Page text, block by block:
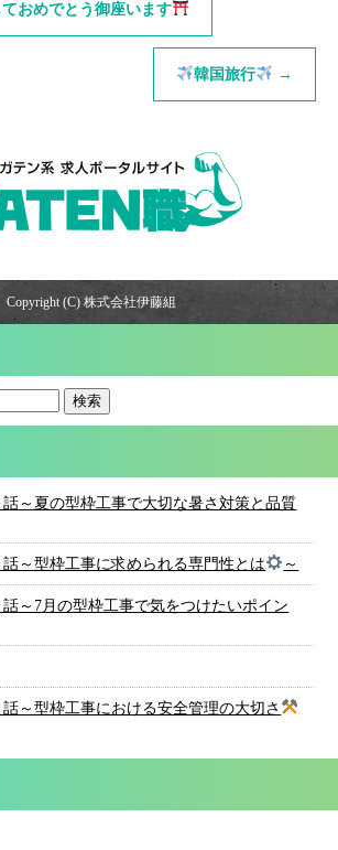
おめでとう御座います
韓国旅行 →
Copyright (C) 株式会社伊藤組
～夏の型枠工事で大切な暑さ対策と品質
～型枠工事に求められる専門性とは ～
～7月の型枠工事で気をつけたいポイン
～型枠工事における安全管理の大切さ